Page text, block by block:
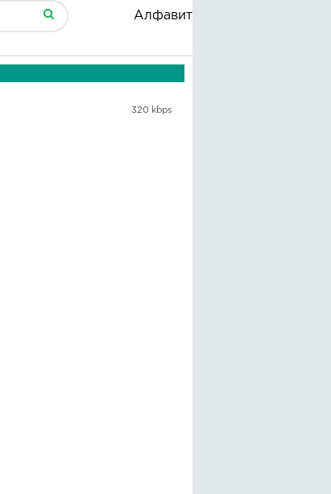
Алфавит
320 kbps